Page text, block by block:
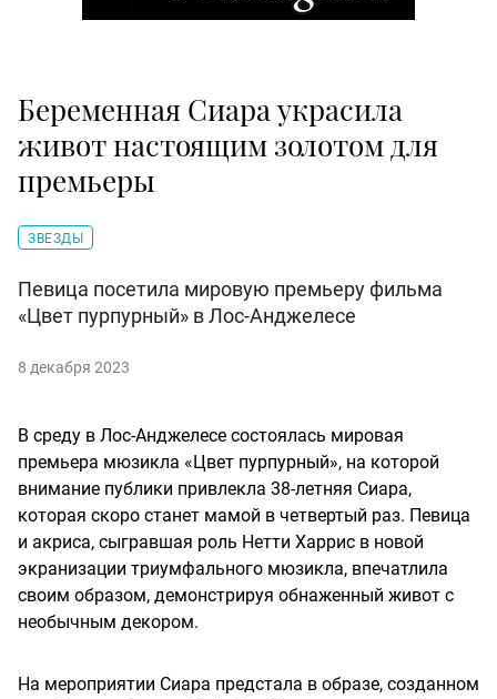
Беременная Сиара украсила
живот настоящим золотом для
премьеры
ЗВЕЗДЫ
Певица посетила мировую премьеру фильма
«Цвет пурпурный» в Лос-Анджелесе
8 декабря 2023
В среду в Лос-Анджелесе состоялась мировая
премьера мюзикла «Цвет пурпурный», на которой
внимание публики привлекла 38-летняя Сиара,
которая скоро станет мамой в четвертый раз. Певица
и акриса, сыгравшая роль Нетти Харрис в новой
экранизации триумфального мюзикла, впечатлила
своим образом, демонстрируя обнаженный живот с
необычным декором.
На мероприятии Сиара предстала в образе, созданном